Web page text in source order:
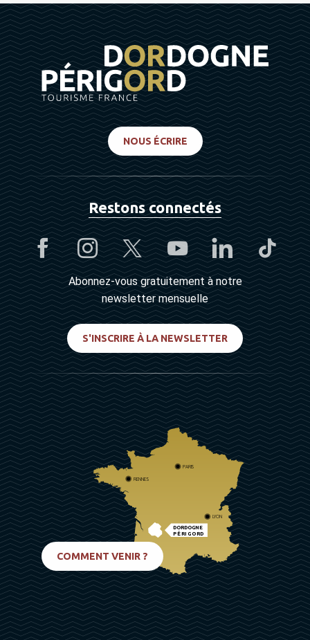
NOUS ÉCRIRE
Restons connectés
Abonnez-vous gratuitement à notre
newsletter mensuelle
S'INSCRIRE À LA NEWSLETTER
DORDOGNE
PÉRIGORD
PARIS
RENNES
LYON
COMMENT VENIR ?